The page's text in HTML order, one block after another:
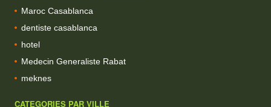
Maroc Casablanca
dentiste casablanca
hotel
Medecin Generaliste Rabat
meknes
CATEGORIES PAR VILLE